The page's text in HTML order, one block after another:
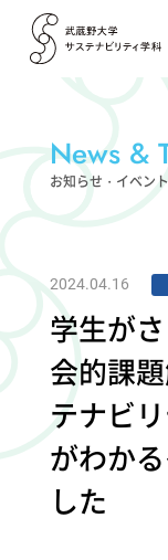
News &
お知らせ・イベン
2024.04.16
学生が
会的課
テナビ
がわか
した